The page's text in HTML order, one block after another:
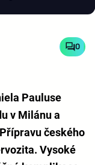
0
Pauluse
v Milánu a
českého
Vysoké